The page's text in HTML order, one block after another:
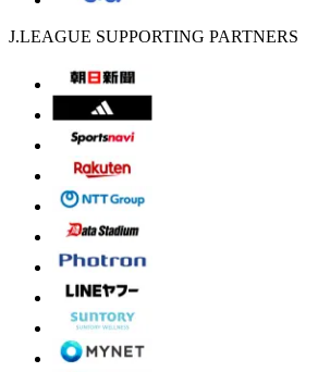
J.LEAGUE SUPPORTING PARTNERS